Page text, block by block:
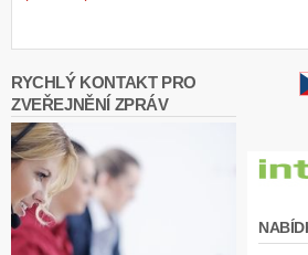
RYCHLÝ KONTAKT PRO
ZVEŘEJNĚNÍ ZPRÁV